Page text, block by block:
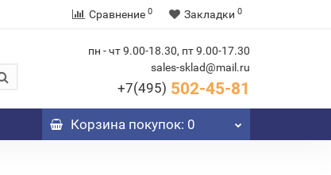
Сравнение 0 Закладки 0
пн - чт 9.00-18.30, пт 9.00-17.30
sales-sklad@mail.ru
+7(495) 502-45-81
Корзинапокупок: 0